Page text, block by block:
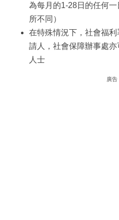
為每月的1-28日的任何
所不同）
在特殊情況下，社會福
請人，社會保障辦事處
人士
廣告